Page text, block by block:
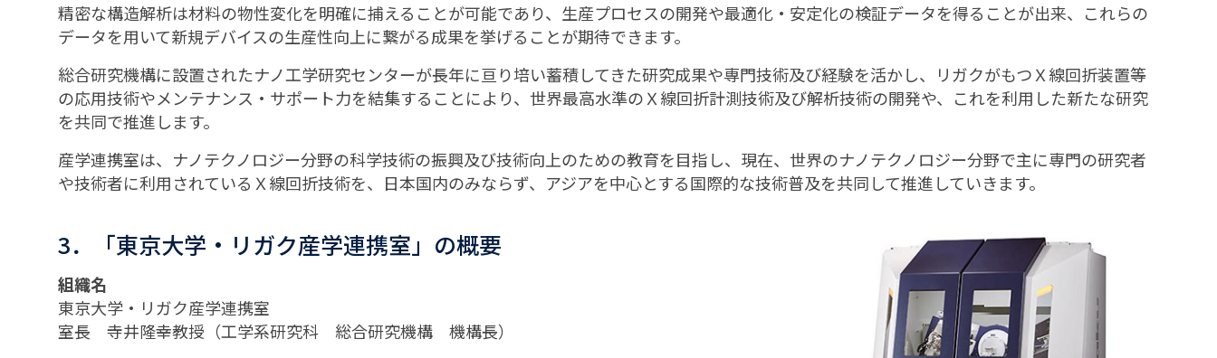
精密な構造解析は材料の物性変化を明確に捕えることが可能であり、生産プロセスの開発や最適化・安定化の検証データを得ることが出来、これらの
データを用いて新規デバイスの生産性向上に繋がる成果を挙げることが期待できます。
総合研究機構に設置されたナノ工学研究センターが長年に亘り培い蓄積してきた研究成果や専門技術及び経験を活かし、リガクがもつＸ線回折装置等
の応用技術やメンテナンス・サポート力を結集することにより、世界最高水準のＸ線回折計測技術及び解析技術の開発や、これを利用した新たな研究
を共同で推進します。
産学連携室は、ナノテクノロジー分野の科学技術の振興及び技術向上のための教育を目指し、現在、世界のナノテクノロジー分野で主に専門の研究者
や技術者に利用されているＸ線回折技術を、日本国内のみならず、アジアを中心とする国際的な技術普及を共同して推進していきます。
3．「東京大学・リガク産学連携室」の概要
組織名
東京大学・リガク産学連携室
室長 寺井隆幸教授（工学系研究科 総合研究機構 機構長）